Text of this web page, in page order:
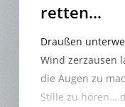
retten…
Draußen
Wind zerzausen
die Augen zu
Stille zu hören…